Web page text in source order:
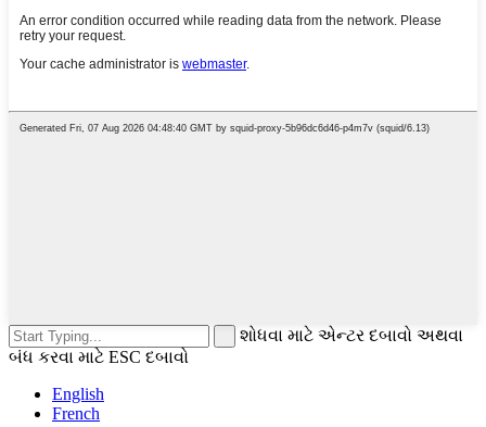
શોધવા માટે એન્ટર દબાવો અથવા
બંધ કરવા માટે ESC દબાવો
English
French